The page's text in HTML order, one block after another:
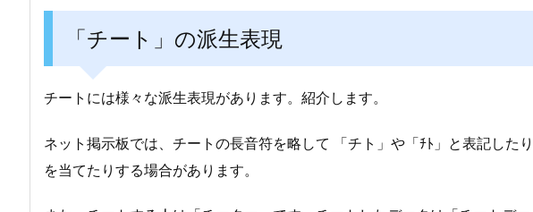
「チート」の派生表現
チートには様々な派生表現があります。紹介します。
ネット掲示板では、チートの長音符を略して 「チト」や「ﾁﾄ」と表記した
を当てたりする場合があります。